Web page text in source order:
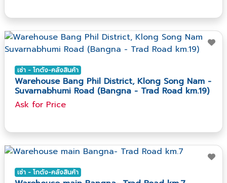
เช่า - โกดัง-คลังสินค้า
Warehouse Bang Phil District, Klong Song Nam -
Suvarnabhumi Road (Bangna - Trad Road km.19)
Ask​ for​ Price
เช่า - โกดัง-คลังสินค้า